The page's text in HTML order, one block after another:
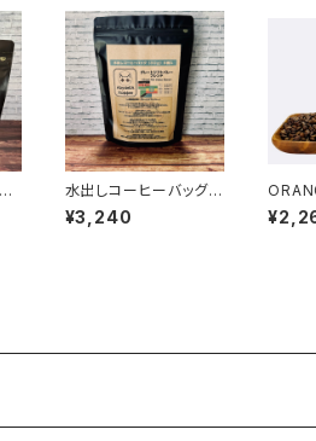
水出しコーヒーバッグ
（３０ｇ）×６個入 グレ
ートリフトバレーブレン
¥3,240
~AGE
ンマー